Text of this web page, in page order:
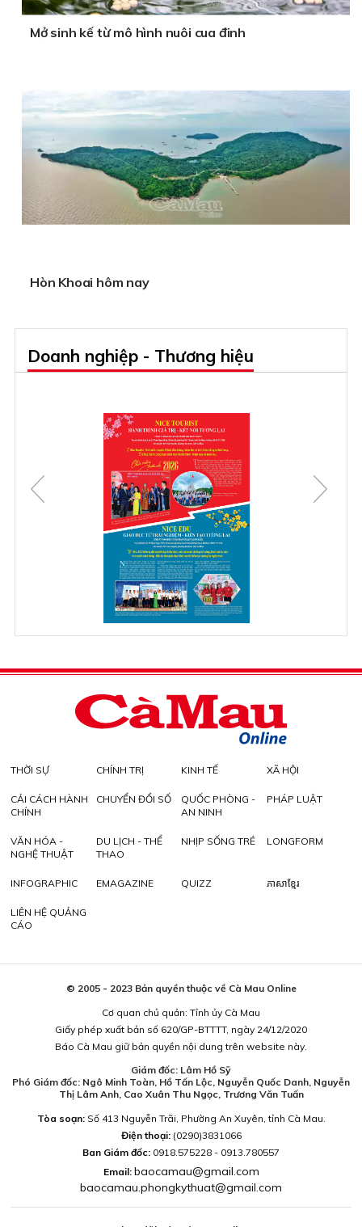
Mở sinh kế từ mô hình nuôi cua đinh
Hòn Khoai hôm nay
Doanh nghiệp - Thương hiệu
THỜI SỰ CHÍNH TRỊ KINH TẾ XÃ HỘI
CẢI CÁCH HÀNH
CHÍNH
CHUYỂN ĐỔI SỐ
QUỐC PHÒNG -
AN NINH
PHÁP LUẬT
VĂN HÓA -
NGHỆ THUẬT
DU LỊCH - THỂ
THAO
NHỊP SỐNG TRẺ LONGFORM
INFOGRAPHIC EMAGAZINE QUIZZ ភាសាខ្មែរ
LIÊN HỆ QUẢNG
CÁO
© 2005 - 2023 Bản quyền thuộc về Cà Mau Online
Cơ quan chủ quản: Tỉnh ủy Cà Mau
Giấy phép xuất bản số 620/GP-BTTTT, ngày 24/12/2020
Báo Cà Mau giữ bản quyền nội dung trên website này.
Giám đốc: Lâm Hồ Sỹ
Phó Giám đốc: Ngô Minh Toàn, Hồ Tấn Lộc, Nguyễn Quốc Danh, Nguyễn
Thị Lâm Anh, Cao Xuân Thu Ngọc, Trương Văn Tuấn
Tòa soạn:Số 413 Nguyễn Trãi, Phường An Xuyên, tỉnh Cà Mau.
Điện thoại: (0290)3831066
Ban Giám đốc: 0918.575228 - 0913.780557
Email: baocamau@gmail.com
baocamau.phongkythuat@gmail.com